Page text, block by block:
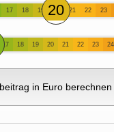
17 18 19 20 21 22 23
17 18 19 20 21 22 23 24
in Euro berechnen